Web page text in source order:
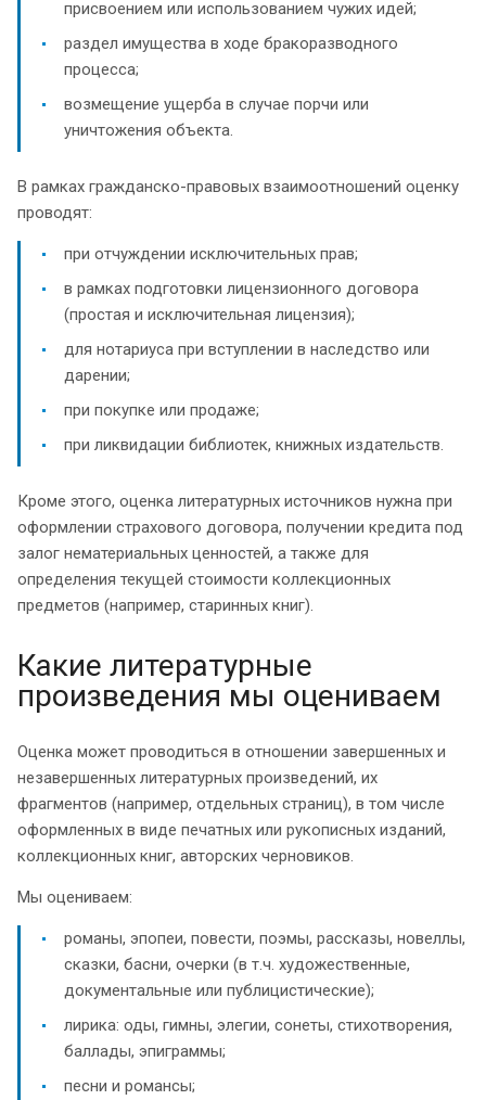
присвоением или использованием чужих идей;
раздел имущества в ходе бракоразводного
процесса;
возмещение ущерба в случае порчи или
уничтожения объекта.
В рамках гражданско-правовых взаимоотношений оценку
проводят:
при отчуждении исключительных прав;
в рамках подготовки лицензионного договора
(простая и исключительная лицензия);
для нотариуса при вступлении в наследство или
дарении;
при покупке или продаже;
при ликвидации библиотек, книжных издательств.
Кроме этого, оценка литературных источников нужна при
оформлении страхового договора, получении кредита под
залог нематериальных ценностей, а также для
определения текущей стоимости коллекционных
предметов (например, старинных книг).
Какие литературные
произведения мы оцениваем
Оценка может проводиться в отношении завершенных и
незавершенных литературных произведений, их
фрагментов (например, отдельных страниц), в том числе
оформленных в виде печатных или рукописных изданий,
коллекционных книг, авторских черновиков.
Мы оцениваем:
романы, эпопеи, повести, поэмы, рассказы, новеллы,
сказки, басни, очерки (в т.ч. художественные,
документальные или публицистические);
лирика: оды, гимны, элегии, сонеты, стихотворения,
баллады, эпиграммы;
песни и романсы;